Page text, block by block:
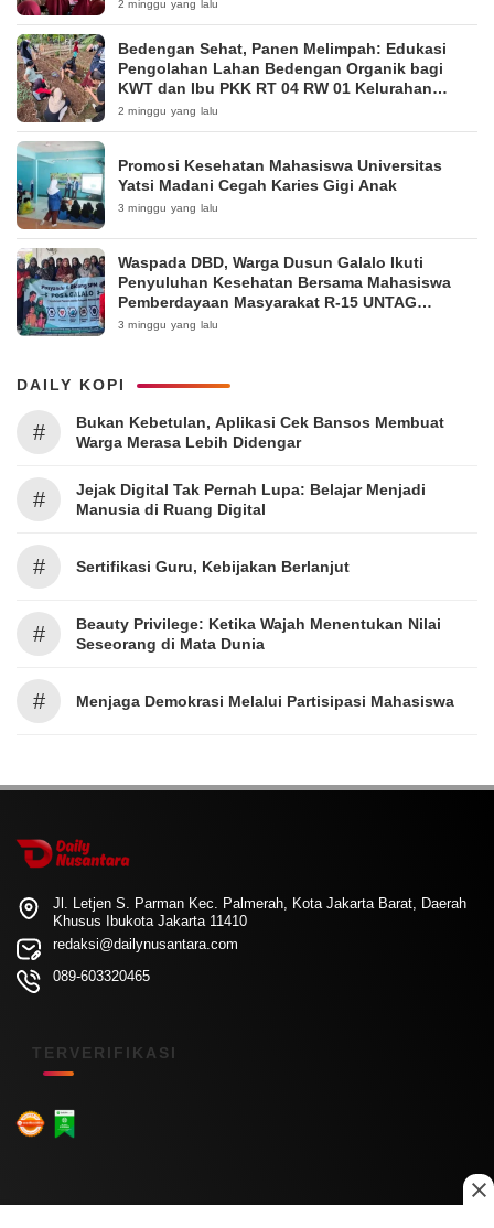
2 minggu yang lalu
Bedengan Sehat, Panen Melimpah: Edukasi
Pengolahan Lahan Bedengan Organik bagi
KWT dan Ibu PKK RT 04 RW 01 Kelurahan
Pakintelan
2 minggu yang lalu
Promosi Kesehatan Mahasiswa Universitas
Yatsi Madani Cegah Karies Gigi Anak
3 minggu yang lalu
Waspada DBD, Warga Dusun Galalo Ikuti
Penyuluhan Kesehatan Bersama Mahasiswa
Pemberdayaan Masyarakat R-15 UNTAG
Surabaya 2026
3 minggu yang lalu
DAILY KOPI
#
Bukan Kebetulan, Aplikasi Cek Bansos Membuat
Warga Merasa Lebih Didengar
#
Jejak Digital Tak Pernah Lupa: Belajar Menjadi
Manusia di Ruang Digital
# Sertifikasi Guru, Kebijakan Berlanjut
#
Beauty Privilege: Ketika Wajah Menentukan Nilai
Seseorang di Mata Dunia
# Menjaga Demokrasi Melalui Partisipasi Mahasiswa
Jl. Letjen S. Parman Kec. Palmerah, Kota Jakarta Barat, Daerah
Khusus Ibukota Jakarta 11410
redaksi@dailynusantara.com
089-603320465
TERVERIFIKASI